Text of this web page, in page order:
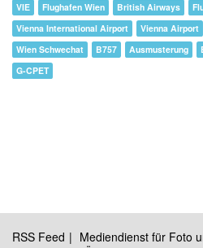
VIE Flughafen Wien British Airways
Vienna International Airport
Vienna Airport
Wien Schwechat
B757 Ausmusterung
G-CPET
RSS Feed
Mediendienst für Foto